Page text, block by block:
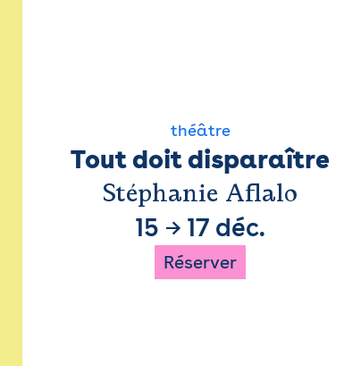
théâtre
Tout doit disparaître
Stéphanie Aflalo
15 → 17 déc.
Réserver